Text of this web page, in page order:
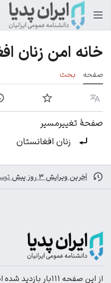
خانه امن زنان
صفحه بحث
زبان پیگیری
صفحهٔ تغییرمسیر
تغییرمسیر به:زنان افغانستان
آخرین ویرایش ۳ روز پیش
از این صفحه ۱۱۱بار بازدید شده است.